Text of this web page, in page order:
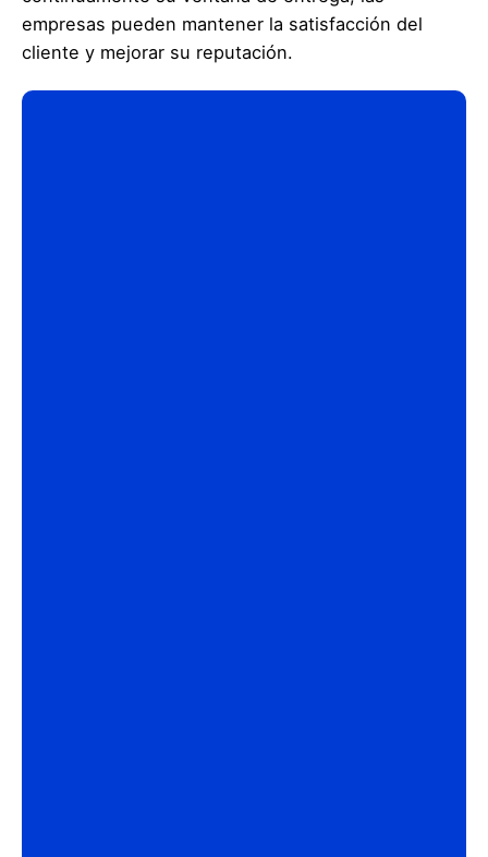
empresas pueden mantener la satisfacción del
cliente y mejorar su reputación.